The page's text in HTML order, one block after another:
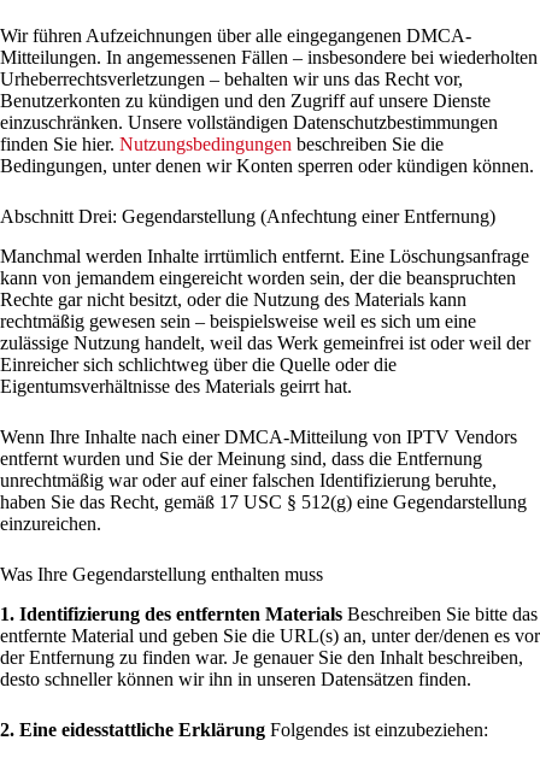
Wir führen Aufzeichnungen über alle eingegangenen DMCA-
Mitteilungen. In angemessenen Fällen – insbesondere bei wiederholten
Urheberrechtsverletzungen – behalten wir uns das Recht vor,
Benutzerkonten zu kündigen und den Zugriff auf unsere Dienste
einzuschränken. Unsere vollständigen Datenschutzbestimmungen
finden Sie hier. Nutzungsbedingungen beschreiben Sie die
Bedingungen, unter denen wir Konten sperren oder kündigen können.
Abschnitt Drei: Gegendarstellung (Anfechtung einer Entfernung)
Manchmal werden Inhalte irrtümlich entfernt. Eine Löschungsanfrage
kann von jemandem eingereicht worden sein, der die beanspruchten
Rechte gar nicht besitzt, oder die Nutzung des Materials kann
rechtmäßig gewesen sein – beispielsweise weil es sich um eine
zulässige Nutzung handelt, weil das Werk gemeinfrei ist oder weil der
Einreicher sich schlichtweg über die Quelle oder die
Eigentumsverhältnisse des Materials geirrt hat.
Wenn Ihre Inhalte nach einer DMCA-Mitteilung von IPTV Vendors
entfernt wurden und Sie der Meinung sind, dass die Entfernung
unrechtmäßig war oder auf einer falschen Identifizierung beruhte,
haben Sie das Recht, gemäß 17 USC § 512(g) eine Gegendarstellung
einzureichen.
Was Ihre Gegendarstellung enthalten muss
1. Identifizierung des entfernten Materials Beschreiben Sie bitte das
entfernte Material und geben Sie die URL(s) an, unter der/denen es vor
der Entfernung zu finden war. Je genauer Sie den Inhalt beschreiben,
desto schneller können wir ihn in unseren Datensätzen finden.
2. Eine eidesstattliche Erklärung Folgendes ist einzubeziehen: